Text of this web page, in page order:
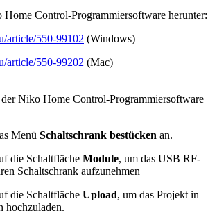
Control-Programmiersoftware herunter:
article/550-99102 (Windows)
article/550-99202 (Mac)
Niko Home Control-Programmiersoftware
Menü Schaltschrank bestücken an.
die Schaltfläche Module, um das USB RF-
Schaltschrank aufzunehmen
die Schaltfläche Upload, um das Projekt in
hochzuladen.